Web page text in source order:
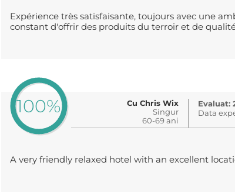
Expérience très satisfaisante, toujours avec une
constant d'offrir des produits du terroir et de
100%
Cu Chris Wix
Singur
60-69 ani
Evaluat:
Data
A very friendly relaxed hotel with an excellent